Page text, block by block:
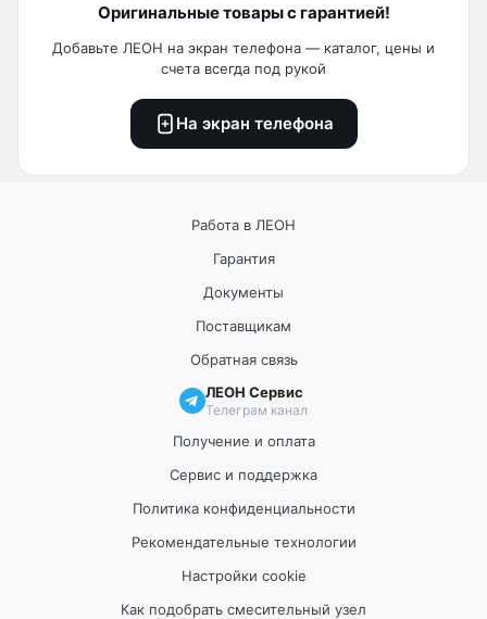
Оригинальные товары с гарантией!
Добавьте ЛЕОН на экран телефона — каталог, цены и
счета всегда под рукой
На экран телефона
Работа в ЛЕОН
Гарантия
Документы
Поставщикам
Обратная связь
ЛЕОН Сервис
Телеграм канал
Получение и оплата
Сервис и поддержка
Политика конфиденциальности
Рекомендательные технологии
Настройки cookie
Как подобрать смесительный узел